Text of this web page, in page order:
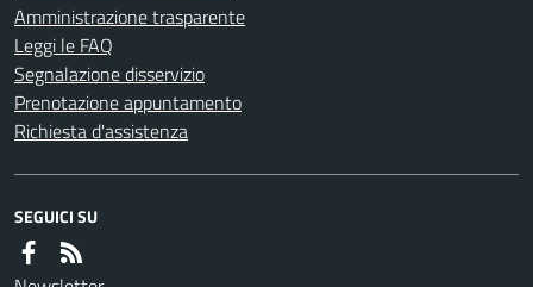
Amministrazione trasparente
Leggi le FAQ
Segnalazione disservizio
Prenotazione appuntamento
Richiesta d'assistenza
SEGUICI SU